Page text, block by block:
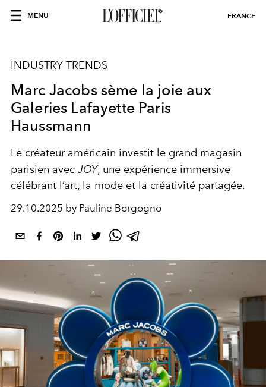
MENU FRANCE
INDUSTRY TRENDS
Marc Jacobs sème la joie aux
Galeries Lafayette Paris
Haussmann
Le créateur américain investit le grand magasin
parisien avec JOY, une expérience immersive
célébrant l’art, la mode et la créativité partagée.
29.10.2025 by Pauline Borgogno